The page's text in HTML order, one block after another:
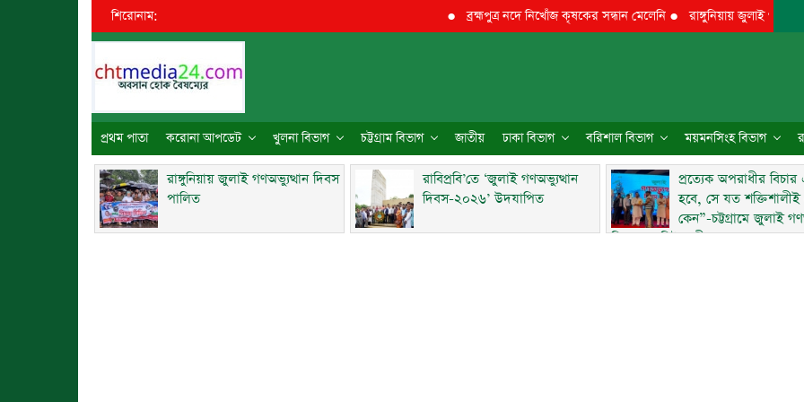
শিরোনাম: ব্রহ্মপুত্র নদে নিখোঁজ কৃষকের সন্ধান মেলেনি●রাঙ্গুনিয়ায় জুলাই গণঅভ্যুত্থান
প্রথম পাতা করোনা আপডেট খুলনা বিভাগ চট্টগ্রাম বিভাগ জাতীয় ঢাকা বিভাগ বরিশাল বিভাগ ময়মনসিংহ বিভাগ
রাঙ্গুনিয়ায় জুলাই গণঅভ্যুত্থান দিবস
পালিত
রাবিপ্রবি’তে ‘জুলাই গণঅভ্যুত্থান
দিবস-২০২৬’ উদযাপিত
প্রত্যেক অপরাধীর
হবে, সে যত
কেন”-চট্টগ্রামে জুলাই
দিবসে ব্যারিস্টার মীর হেলাল